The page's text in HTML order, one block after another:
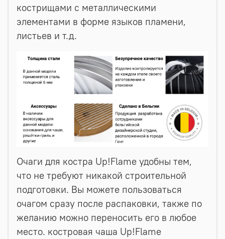
кострищами с металлическими
элементами в форме языков пламени,
листьев и т.д.
Очаги для костра Up!Flame удобны тем,
что не требуют никакой строительной
подготовки. Вы можете пользоваться
очагом сразу после распаковки, также по
желанию можно переносить его в любое
место. костровая чаша Up!Flame